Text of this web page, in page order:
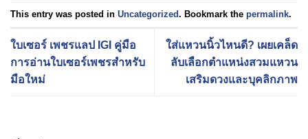
This entry was posted in Uncategorized. Bookmark the permalink.
ใบเซอร์ เพชรแลป IGI คู่มือ
การอ่านใบเซอร์เพชรสำหรับ
มือใหม่
ใส่แหวนนิ้วไหนดี? เผยเคล็ด
ลับเลือกตำแหน่งสวมแหวน
เสริมดวงและบุคลิกภาพ